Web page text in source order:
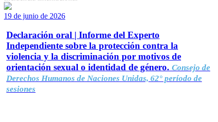
19 de junio de 2026
Declaración oral | Informe del Experto
Independiente sobre la protección contra la
violencia y la discriminación por motivos de
orientación sexual o identidad de género. Consejo de
Derechos Humanos de Naciones Unidas, 62° período de
sesiones